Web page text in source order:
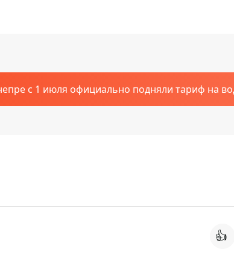
с 1 июля официально подняли тариф на
👍